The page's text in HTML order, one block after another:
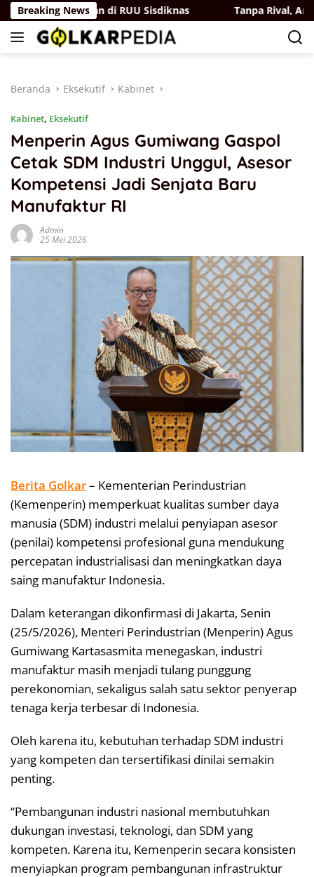
Langsung
ke
konten
Breaking News
Perjuangan di RUU Sisdiknas Tanpa Rival, Andi
Beranda Eksekutif Kabinet
Kabinet, Eksekutif
Menperin Agus Gumiwang Gaspol
Cetak SDM Industri Unggul, Asesor
Kompetensi Jadi Senjata Baru
Manufaktur RI
Admin
25 Mei 2026
Berita Golkar– Kementerian Perindustrian
(Kemenperin) memperkuat kualitas sumber daya
manusia (SDM) industri melalui penyiapan asesor
(penilai) kompetensi profesional guna mendukung
percepatan industrialisasi dan meningkatkan daya
saing manufaktur Indonesia.
Dalam keterangan dikonfirmasi di Jakarta, Senin
(25/5/2026), Menteri Perindustrian (Menperin) Agus
Gumiwang Kartasasmita menegaskan, industri
manufaktur masih menjadi tulang punggung
perekonomian, sekaligus salah satu sektor penyerap
tenaga kerja terbesar di Indonesia.
Oleh karena itu, kebutuhan terhadap SDM industri
yang kompeten dan tersertifikasi dinilai semakin
penting.
“Pembangunan industri nasional membutuhkan
dukungan investasi, teknologi, dan SDM yang
kompeten. Karena itu, Kemenperin secara konsisten
menyiapkan program pembangunan infrastruktur